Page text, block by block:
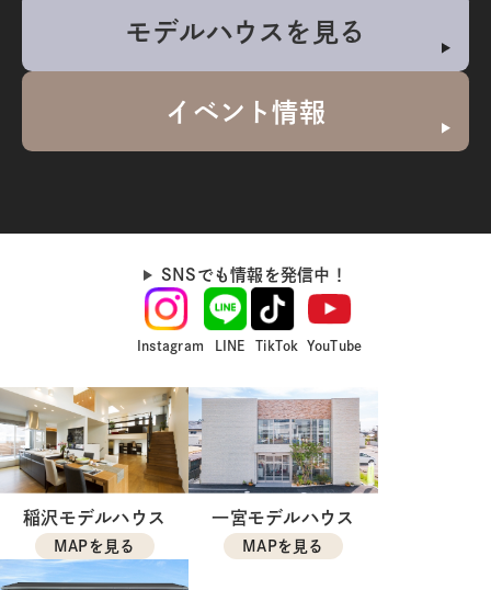
モデルハウスを見る
イベント情報
SNSでも情報を発信中！
Instagram LINE TikTok YouTube
稲沢モデルハウス
MAPを見る
一宮モデルハウス
MAPを見る